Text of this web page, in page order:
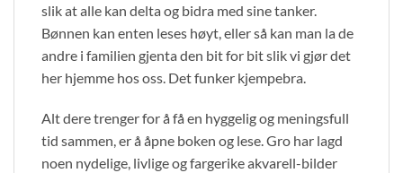
slik at alle kan delta og bidra med sine tanker.
Bønnen kan enten leses høyt, eller så kan man la de
andre i familien gjenta den bit for bit slik vi gjør det
her hjemme hos oss. Det funker kjempebra.
Alt dere trenger for å få en hyggelig og meningsfull
tid sammen, er å åpne boken og lese. Gro har lagd
noen nydelige, livlige og fargerike akvarell-bilder